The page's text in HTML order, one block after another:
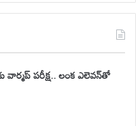
వార్మప్ పరీక్ష.. లంక ఎలెవన్‌తో